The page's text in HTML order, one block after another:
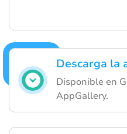
Descarga la
Disponible en
AppGallery.